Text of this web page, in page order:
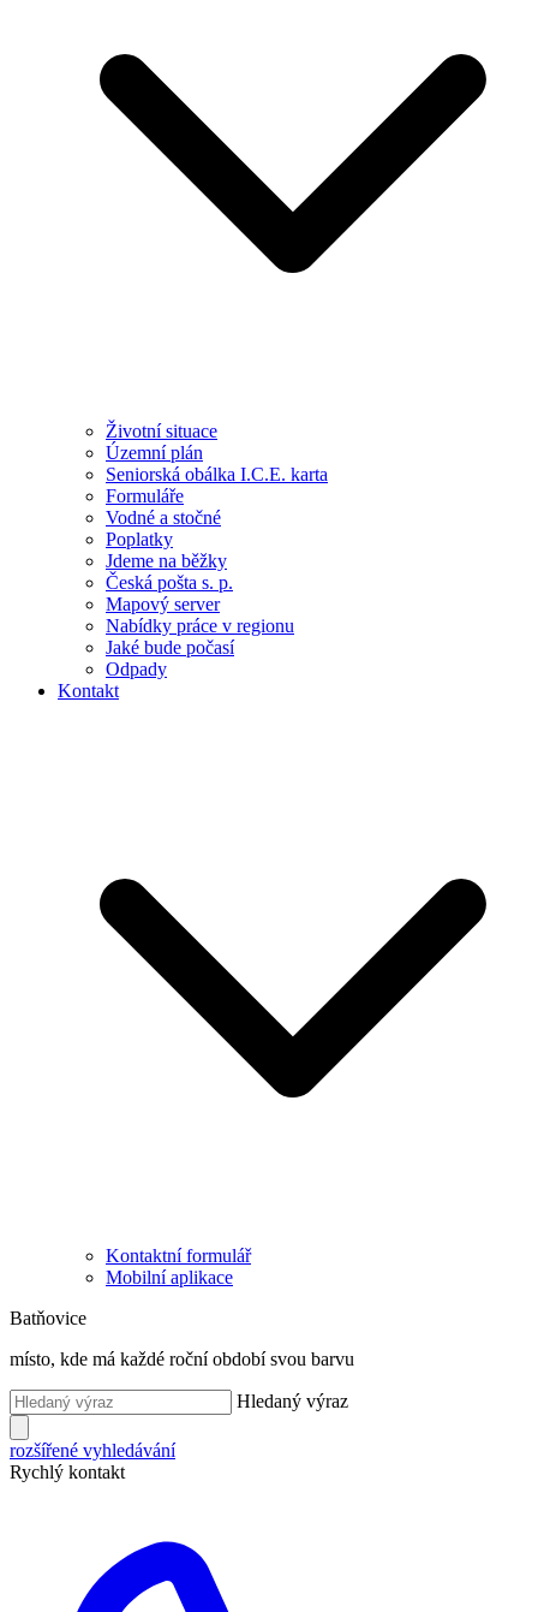
Životní situace
Územní plán
Seniorská obálka I.C.E. karta
Formuláře
Vodné a stočné
Poplatky
Jdeme na běžky
Česká pošta s. p.
Mapový server
Nabídky práce v regionu
Jaké bude počasí
Odpady
Kontakt
Kontaktní formulář
Mobilní aplikace
Batňovice
místo, kde má každé roční období svou barvu
Hledaný výraz
rozšířené vyhledávání
Rychlý kontakt